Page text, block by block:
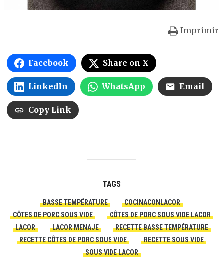
Imprimir
Facebook Share on X
LinkedIn WhatsApp Email
Copy Link
TAGS
BASSE TEMPÉRATURE
COCINACONLACOR
CÔTES DE PORC SOUS VIDE
CÔTES DE PORC SOUS VIDE LACOR
LACOR
LACOR MENAJE
RECETTE BASSE TEMPÉRATURE
RECETTE CÔTES DE PORC SOUS VIDE
RECETTE SOUS VIDE
SOUS VIDE LACOR